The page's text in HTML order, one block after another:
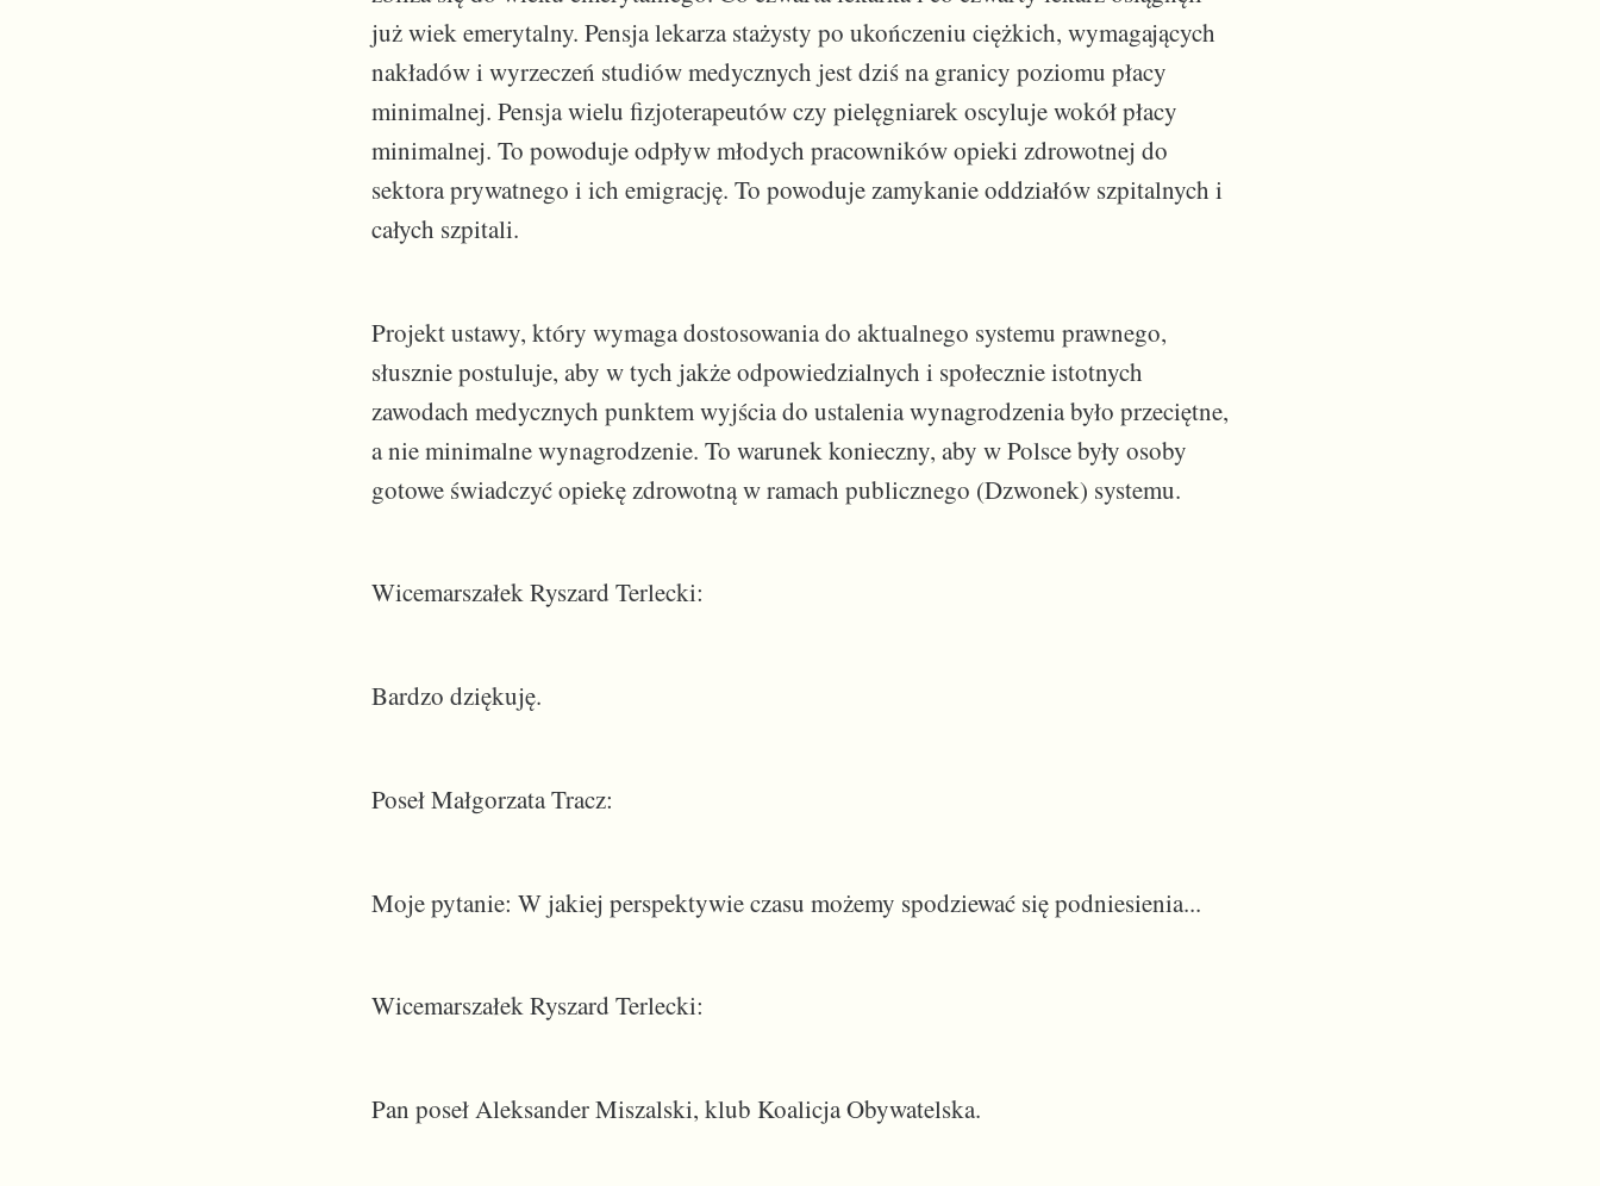
już wiek emerytalny. Pensja lekarza stażysty po ukończeniu ciężkich, wymagających
nakładów i wyrzeczeń studiów medycznych jest dziś na granicy poziomu płacy
minimalnej. Pensja wielu fizjoterapeutów czy pielęgniarek oscyluje wokół płacy
minimalnej. To powoduje odpływ młodych pracowników opieki zdrowotnej do
sektora prywatnego i ich emigrację. To powoduje zamykanie oddziałów szpitalnych i
całych szpitali.
Projekt ustawy, który wymaga dostosowania do aktualnego systemu prawnego,
słusznie postuluje, aby w tych jakże odpowiedzialnych i społecznie istotnych
zawodach medycznych punktem wyjścia do ustalenia wynagrodzenia było przeciętne,
a nie minimalne wynagrodzenie. To warunek konieczny, aby w Polsce były osoby
gotowe świadczyć opiekę zdrowotną w ramach publicznego (Dzwonek) systemu.
Wicemarszałek Ryszard Terlecki:
Bardzo dziękuję.
Poseł Małgorzata Tracz:
Moje pytanie: W jakiej perspektywie czasu możemy spodziewać się podniesienia...
Wicemarszałek Ryszard Terlecki:
Pan poseł Aleksander Miszalski, klub Koalicja Obywatelska.